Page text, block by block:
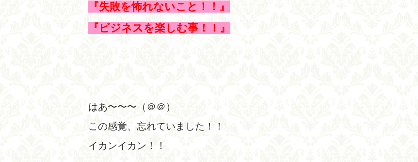
『失敗を怖れないこと！！』
『ビジネスを楽しむ事！！』
はあ〜〜〜（＠＠）
この感覚、忘れていました！！
イカンイカン！！